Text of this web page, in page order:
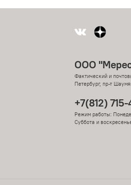
ООО
Фактический и
Петербург, пр-т
+7(812)
Режим работы:
Суббота и